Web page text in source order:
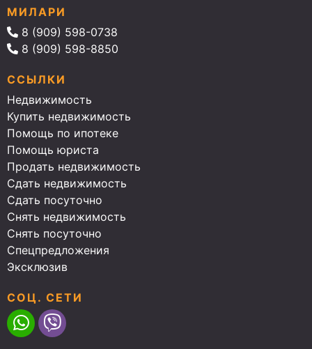
МИЛАРИ
8 (909) 598-0738
8 (909) 598-8850
ССЫЛКИ
Недвижимость
Купить недвижимость
Помощь по ипотеке
Помощь юриста
Продать недвижимость
Сдать недвижимость
Сдать посуточно
Снять недвижимость
Снять посуточно
Спецпредложения
Эксклюзив
СОЦ. СЕТИ